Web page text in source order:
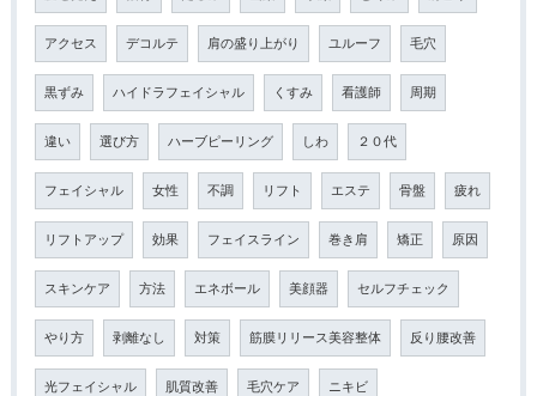
アクセス デコルテ 肩の盛り上がり ユルーフ 毛穴
黒ずみ ハイドラフェイシャル くすみ 看護師 周期
違い 選び方 ハーブピーリング しわ ２０代
フェイシャル 女性 不調 リフト エステ 骨盤 疲れ
リフトアップ 効果 フェイスライン 巻き肩 矯正 原因
スキンケア 方法 エネボール 美顔器 セルフチェック
やり方 剥離なし 対策 筋膜リリース美容整体 反り腰改善
光フェイシャル 肌質改善 毛穴ケア ニキビ